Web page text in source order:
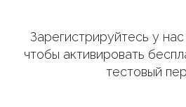
Зарегистрируйтесь у
чтобы активировать
тестовый